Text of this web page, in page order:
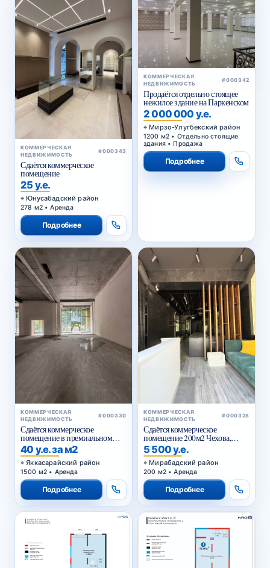
КОММЕРЧЕСКАЯ
НЕДВИЖИМОСТЬ
#000343
Сдаётся коммерческое
помещение
25 у.е.
Юнусабадский район
278 м2 • Аренда
Подробнее
КОММЕРЧЕСКАЯ
НЕДВИЖИМОСТЬ
#000342
Продаётся отдельно стоящее
нежилое здание на Паркенском
2 000 000 у.е.
Мирзо-Улугбекский район
1200 м2 • Отдельно стоящие
здания • Продажа
Подробнее
КОММЕРЧЕСКАЯ
НЕДВИЖИМОСТЬ
#000330
Сдаётся коммерческое
помещение в премиальном
жилом комплексе
40 у.е. за м2
Яккасарайский район
1500 м2 • Аренда
Подробнее
КОММЕРЧЕСКАЯ
НЕДВИЖИМОСТЬ
#000328
Сдаётся коммерческое
помещение 200м2 Чехова,
Тараса Шевченко
5 500 у.е.
Мирабадский район
200 м2 • Аренда
Подробнее